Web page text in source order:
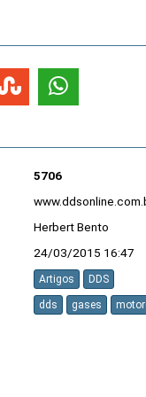
5706
Herbert Bento
24/03/2015 16:47
Artigos DDS
dds gases